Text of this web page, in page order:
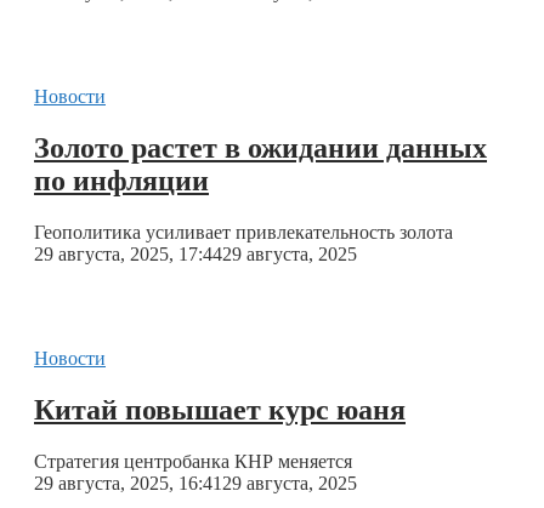
Новости
Золото растет в ожидании данных
по инфляции
Геополитика усиливает привлекательность золота
29 августа, 2025, 17:4429 августа, 2025
Новости
Китай повышает курс юаня
Стратегия центробанка КНР меняется
29 августа, 2025, 16:41 29 августа, 2025